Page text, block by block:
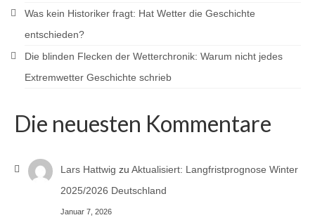
Was kein Historiker fragt: Hat Wetter die Geschichte
entschieden?
Die blinden Flecken der Wetterchronik: Warum nicht jedes
Extremwetter Geschichte schrieb
Die neuesten Kommentare
Lars Hattwig zu Aktualisiert: Langfristprognose Winter
2025/2026 Deutschland
Januar 7, 2026